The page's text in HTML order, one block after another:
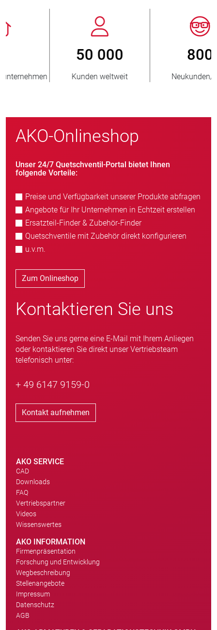
Neukunden/Jahr
> 3 500 000
verkaufte Einheiten
AKO-Onlineshop
Unser 24/7 Quetschventil-Portal bietet Ihnen
folgende Vorteile:
Preise und Verfügbarkeit unserer Produkte abfragen
Angebote für Ihr Unternehmen in Echtzeit erstellen
Ersatzteil-Finder & Zubehör-Finder
Quetschventile mit Zubehör direkt konfigurieren
u.v.m.
Zum Onlineshop
Kontaktieren Sie uns
Senden Sie uns gerne eine E-Mail mit Ihrem Anliegen
oder kontaktieren Sie direkt unser Vertriebsteam
telefonisch unter:
+ 49 6147 9159-0
Kontakt aufnehmen
AKO SERVICE
CAD
Downloads
FAQ
Vertriebspartner
Videos
Wissenswertes
AKO INFORMATION
Firmenpräsentation
Forschung und Entwicklung
Wegbeschreibung
Stellenangebote
Impressum
Datenschutz
AGB